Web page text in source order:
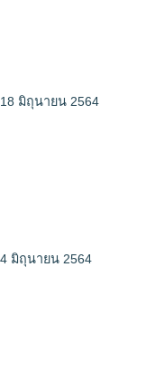
มิถุนายน 2564
มิถุนายน 2564